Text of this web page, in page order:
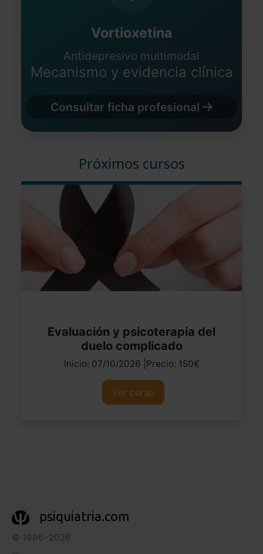
Vortioxetina
Antidepresivo multimodal
Mecanismo y evidencia clínica
Consultar ficha profesional
Próximos cursos
Evaluación y psicoterapia del
duelo complicado
Inicio: 07/10/2026 |Precio: 150€
Ver curso
psiquiatria.com
© 1996–2026